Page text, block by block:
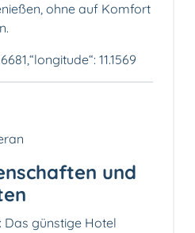
ohne auf Komfort
11.1569
und
Das günstige Hotel